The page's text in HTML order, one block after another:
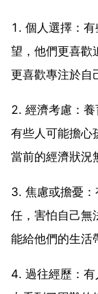
1. 個人選擇：
望，他們更喜歡
更喜歡專注於自
2. 經濟考慮：養
有些人可能擔心
當前的經濟狀況
3. 焦慮或擔憂
任，害怕自己無
能給他們的生活
4. 過往經歷：